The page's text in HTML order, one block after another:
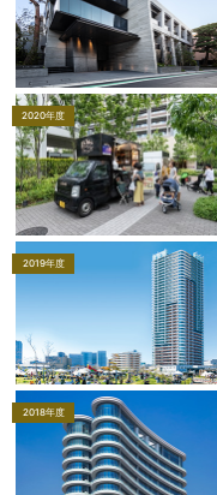
2020年度
2019年度
2018年度